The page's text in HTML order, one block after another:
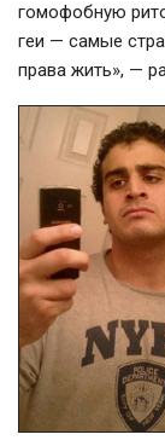
гомофобную
геи — самые
права жить», —